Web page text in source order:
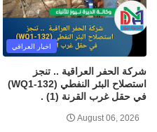
اخبار العراقي
شركة الحفر العراقية .. تنجز
استصلاح البئر النفطي (WQ1-132)
في حقل غرب القرنة (1) .
August 06, 2026